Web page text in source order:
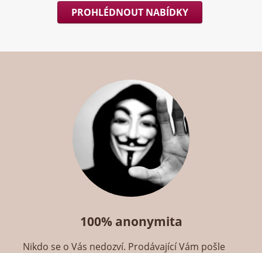
PROHLÉDNOUT NABÍDKY
100% anonymita
Nikdo se o Vás nedozví. Prodávající Vám pošle